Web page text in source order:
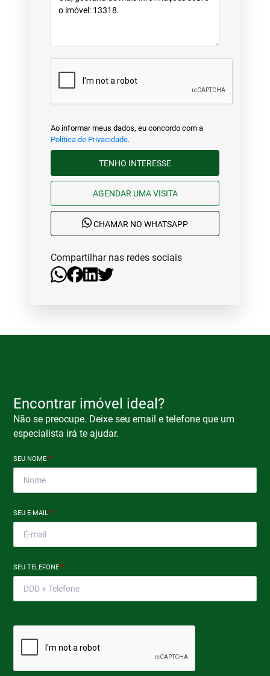
Ao informar meus dados, eu concordo com a
Política de Privacidade.
TENHO INTERESSE
AGENDAR UMA VISITA
CHAMAR NO WHATSAPP
Compartilhar nas redes sociais
Encontrar imóvel ideal?
Não se preocupe. Deixe seu email e telefone que um
especialista irá te ajudar.
SEU NOME*
SEU E-MAIL*
SEU TELEFONE*